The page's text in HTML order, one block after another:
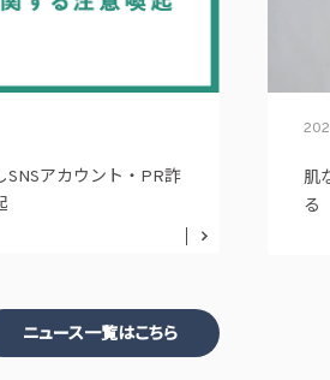
SNSアカウント・PR詐
肌
る
ニュース一覧はこちら